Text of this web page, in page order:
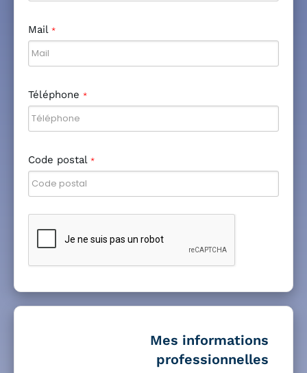
Mail *
Téléphone *
Code postal *
Mes informations
professionnelles